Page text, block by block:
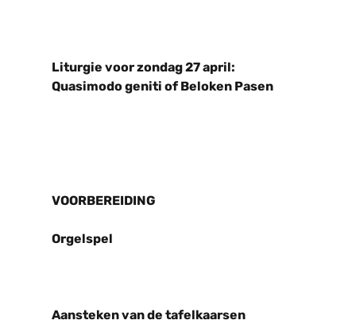
Liturgie voor zondag 27 april:
Quasimodo geniti of Beloken Pasen
VOORBEREIDING
Orgelspel
Aansteken van de tafelkaarsen